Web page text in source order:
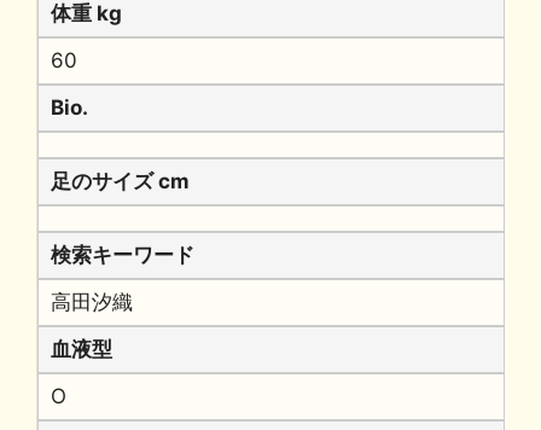
体重 kg
60
Bio.
足のサイズ cm
検索キーワード
高田汐織
血液型
O